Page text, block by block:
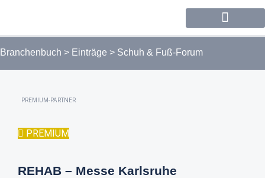
Branchenbuch > Einträge > Schuh & Fuß-Forum
PREMIUM-PARTNER
PREMIUM
REHAB – Messe Karlsruhe